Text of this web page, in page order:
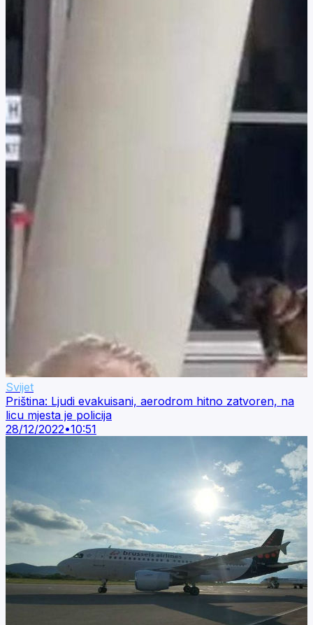
Svijet
Priština: Ljudi evakuisani, aerodrom hitno zatvoren, na
licu mjesta je policija
28/12/2022•10:51